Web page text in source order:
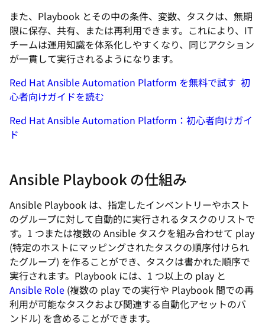
また、Playbook とその中の条件、変数、タスクは、無期
限に保存、共有、または再利用できます。これにより、IT
チームは運用知識を体系化しやすくなり、同じアクション
が一貫して実行されるようになります。
Red Hat Ansible Automation Platform を無料で試す 初
心者向けガイドを読む
Red Hat Ansible Automation Platform：初心者向けガイ
ド
Ansible Playbook の仕組み
Ansible Playbook は、指定したインベントリーやホスト
のグループに対して自動的に実行されるタスクのリストで
す。1 つまたは複数の Ansible タスクを組み合わせて play
(特定のホストにマッピングされたタスクの順序付けられ
たグループ) を作ることができ、タスクは書かれた順序で
実行されます。Playbook には、1 つ以上の play と
Ansible Role (複数の play での実行や Playbook 間での再
利用が可能なタスクおよび関連する自動化アセットのバ
ンドル) を含めることができます。